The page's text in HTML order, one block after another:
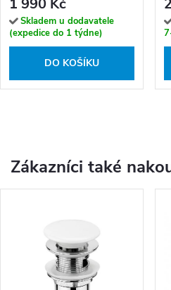
1 990 Kč
Skladem u dodavatele
(expedice do 1 týdne)
DO KOŠÍKU
Zákazníci také